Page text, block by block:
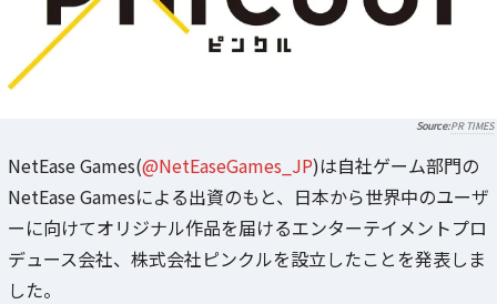
PR TIMES
NetEase Games(@NetEaseGames_JP)は自社ゲーム部門の
NetEase Gamesによる出資のもと、日本から世界中のユーザ
ーに向けてオリジナル作品を届けるエンターテイメントプロ
デュース会社、株式会社ピンクルを設立したことを発表しま
した。